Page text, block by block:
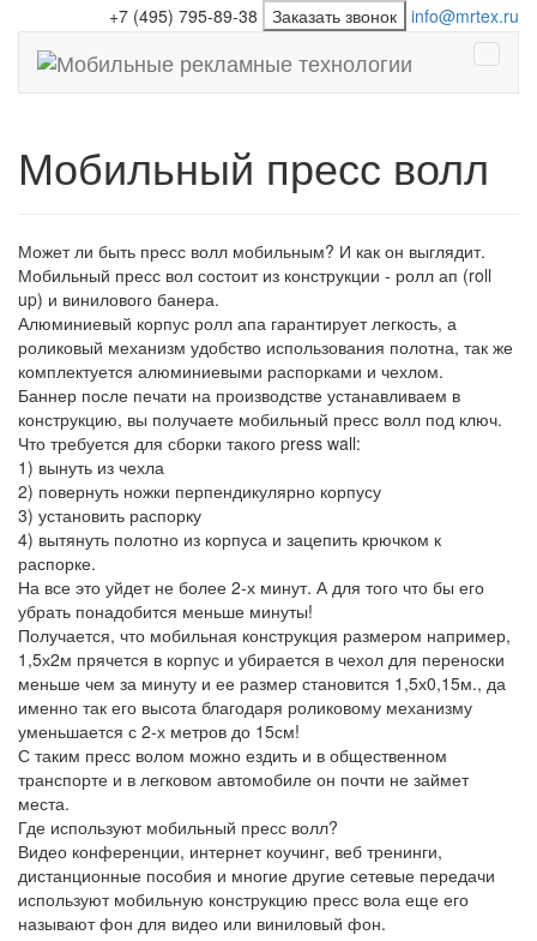
+7 (495) 795-89-38 Заказать звонок info@mrtex.ru
меню
Мобильный пресс волл
Может ли быть пресс волл мобильным? И как он выглядит.
Мобильный пресс вол состоит из конструкции - ролл ап (roll
up) и винилового банера.
Алюминиевый корпус ролл апа гарантирует легкость, а
роликовый механизм удобство использования полотна, так же
комплектуется алюминиевыми распорками и чехлом.
Баннер после печати на производстве устанавливаем в
конструкцию, вы получаете мобильный пресс волл под ключ.
Что требуется для сборки такого press wall:
1) вынуть из чехла
2) повернуть ножки перпендикулярно корпусу
3) установить распорку
4) вытянуть полотно из корпуса и зацепить крючком к
распорке.
На все это уйдет не более 2-х минут. А для того что бы его
убрать понадобится меньше минуты!
Получается, что мобильная конструкция размером например,
1,5х2м прячется в корпус и убирается в чехол для переноски
меньше чем за минуту и ее размер становится 1,5х0,15м., да
именно так его высота благодаря роликовому механизму
уменьшается с 2-х метров до 15см!
С таким пресс волом можно ездить и в общественном
транспорте и в легковом автомобиле он почти не займет
места.
Где используют мобильный пресс волл?
Видео конференции, интернет коучинг, веб тренинги,
дистанционные пособия и многие другие сетевые передачи
используют мобильную конструкцию пресс вола еще его
называют фон для видео или виниловый фон.